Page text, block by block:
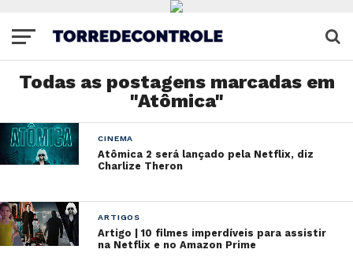
Todas as postagens marcadas em
"Atômica"
CINEMA
Atômica 2 será lançado pela Netflix, diz
Charlize Theron
ARTIGOS
Artigo | 10 filmes imperdíveis para assistir
na Netflix e no Amazon Prime